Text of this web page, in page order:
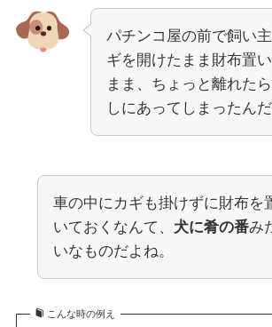
パチンコ屋の前で飼い
ギを開けたまま財布置
まま、ちょっと離れた
しにあってしまったんだ
車の中にカギも掛けずに財布を
いておくなんて、 犬に肴の番み
いなものだよね。
こんな時の例え